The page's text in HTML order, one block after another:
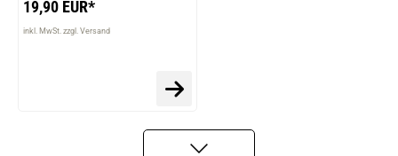
19,90 EUR*
inkl. MwSt. zzgl. Versand